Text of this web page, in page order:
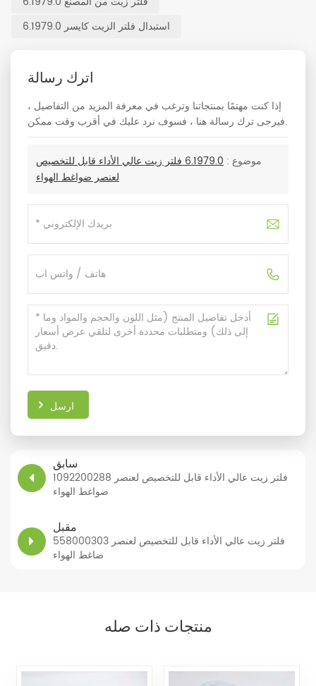
استبدال فلتر الزيت كايسر 6.1979.0
اترك رسالة
إذا كنت مهتمًا بمنتجاتنا وترغب في معرفة المزيد من التفاصيل ،
فيرجى ترك رسالة هنا ، فسوف نرد عليك في أقرب وقت ممكن.
موضوع :
6.1979.0 فلتر زيت عالي الأداء قابل للتخصيص
لعنصر ضواغط الهواء
ارسل
سابق
1092200288 فلتر زيت عالي الأداء قابل للتخصيص لعنصر
ضواغط الهواء
مقبل
558000303 فلتر زيت عالي الأداء قابل للتخصيص لعنصر
ضاغط الهواء
منتجات ذات صله